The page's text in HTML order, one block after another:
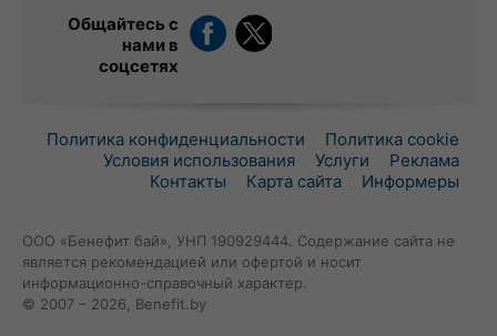
Общайтесь с
нами в
соцсетях
Политика конфиденциальности
Политика cookie
Условия использования
Услуги
Реклама
Контакты
Карта сайта Информеры
ООО «Бенефит бай», УНП 190929444. Содержание сайта не
является рекомендацией или офертой и носит
информационно-справочный характер.
© 2007 – 2026, Benefit.by